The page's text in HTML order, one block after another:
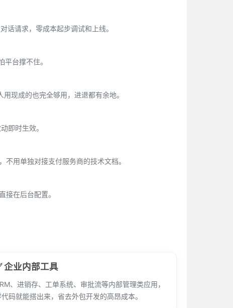
话请求，零成本起步调试和上线。
台撑不住。
现成的也完全够用，进退都有余地。
即时生效。
用单独对接支付服务商的技术文档。
接在后台配置。
企业内部工具
、进销存、工单系统、审批流等内部管理类应用，
码就能搭出来，省去外包开发的高昂成本。